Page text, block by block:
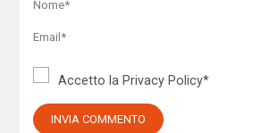
Accetto la Privacy Policy*